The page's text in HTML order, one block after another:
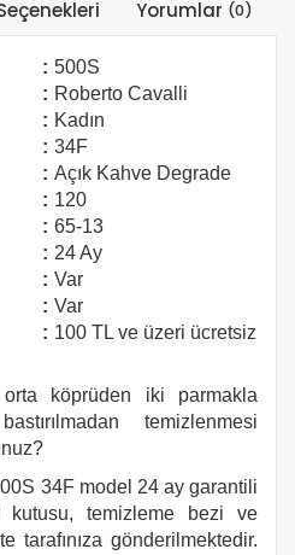
Yorumlar (0)
: 500S
: Roberto Cavalli
: Kadın
: 34F
: Açık Kahve Degrade
: 120
: 65-13
: 24 Ay
: Var
: Var
: 100 TL ve üzeri ücretsiz
orta köprüden iki parmakla
temizlenmesi
34Fmodel 24 ay garantili
kutusu, temizleme bezi ve
tarafınıza gönderilmektedir.